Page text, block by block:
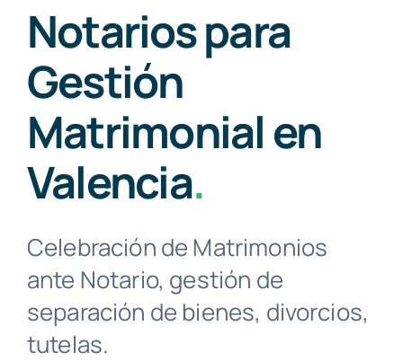
Servicios
Nosotros
Clientes
Consulta Gratuita
Notarios para
Gestión
Matrimonial en
Valencia.
Celebración de Matrimonios
ante Notario, gestión de
separación de bienes, divorcios,
tutelas.